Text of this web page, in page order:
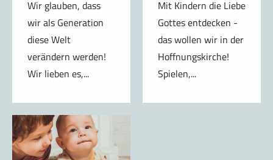
Wir glauben, dass
wir als Generation
diese Welt
verändern werden!
Wir lieben es,...
Mit Kindern die Liebe
Gottes entdecken -
das wollen wir in der
Hoffnungskirche!
Spielen,...